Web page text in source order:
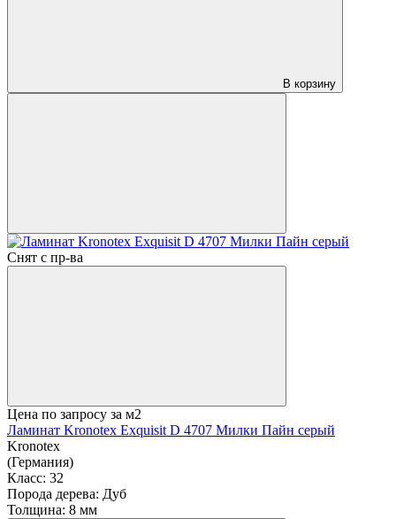
В корзину
Снят с пр-ва
Цена по запросу за м2
Ламинат Kronotex Exquisit D 4707 Милки Пайн серый
Kronotex
(Германия)
Класс: 32
Порода дерева: Дуб
Толщина: 8 мм